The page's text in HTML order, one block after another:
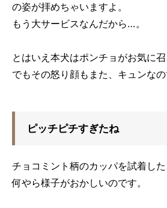
の姿が拝めちゃいますよ。
もう大サービスなんだから…。
とはいえ本犬はポンチョがお気に召
でもその怒り顔もまた、キュンなの
ピッチピチすぎたね
チョコミント柄のカッパを試着した
何やら様子がおかしいのです。